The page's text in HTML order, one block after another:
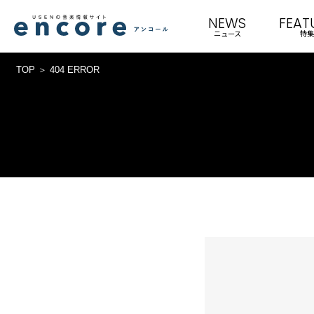
NEWS
ニュース 特集
TOP 404 ERROR